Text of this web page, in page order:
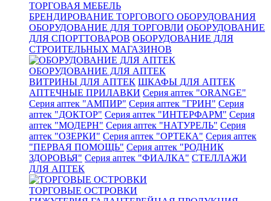
ТОРГОВАЯ МЕБЕЛЬ
БРЕНДИРОВАНИЕ ТОРГОВОГО ОБОРУДОВАНИЯ
ОБОРУДОВАНИЕ ДЛЯ ТОРГОВЛИ ОБОРУДОВАНИЕ
ДЛЯ СПОРТТОВАРОВ ОБОРУДОВАНИЕ ДЛЯ
СТРОИТЕЛЬНЫХ МАГАЗИНОВ
ОБОРУДОВАНИЕ ДЛЯ АПТЕК
ВИТРИНЫ ДЛЯ АПТЕК ШКАФЫ ДЛЯ АПТЕК
АПТЕЧНЫЕ ПРИЛАВКИ Серия аптек "ORANGE"
Серия аптек "АМПИР" Серия аптек "ГРИН" Серия
аптек "ДОКТОР" Серия аптек "ИНТЕРФАРМ" Серия
аптек "МОДЕРН" Серия аптек "НАТУРЕЛЬ" Серия
аптек "ОЗЕРКИ" Серия аптек "ОРТЕКА" Серия аптек
"ПЕРВАЯ ПОМОЩЬ" Серия аптек "РОДНИК
ЗДОРОВЬЯ" Серия аптек "ФИАЛКА" СТЕЛЛАЖИ
ДЛЯ АПТЕК
ТОРГОВЫЕ ОСТРОВКИ